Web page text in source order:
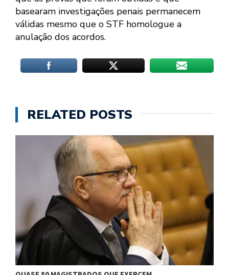
basearam investigações penais permanecem
válidas mesmo que o STF homologue a
anulação dos acordos.
RELATED POSTS